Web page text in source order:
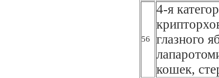
56
4-я
глазного
кошек,